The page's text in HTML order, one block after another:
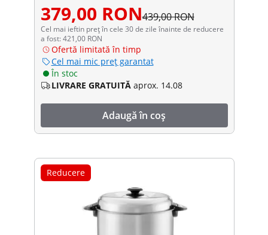
379,00 RON439,00 RON
Cel mai ieftin preț în cele 30 de zile înainte de reducere
a fost: 421,00 RON
Ofertă limitată în timp
Cel mai mic preț garantat
În stoc
LIVRARE GRATUITĂ aprox. 14.08
Adaugă în coș
Reducere